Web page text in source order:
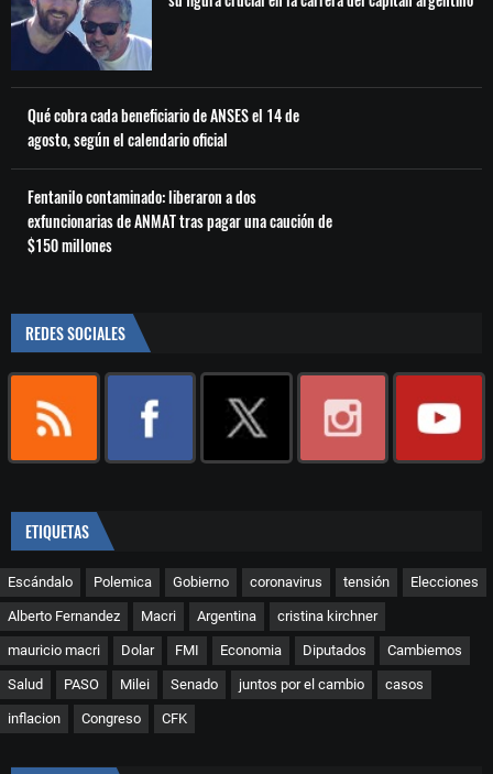
Qué cobra cada beneficiario de ANSES el 14 de
agosto, según el calendario oficial
Fentanilo contaminado: liberaron a dos
exfuncionarias de ANMAT tras pagar una caución de
$150 millones
REDES SOCIALES
ETIQUETAS
Escándalo Polemica Gobierno coronavirus tensión Elecciones
Alberto Fernandez Macri Argentina cristina kirchner
mauricio macri Dolar FMI Economia Diputados Cambiemos
Salud PASO Milei Senado juntos por el cambio casos
inflacion Congreso CFK